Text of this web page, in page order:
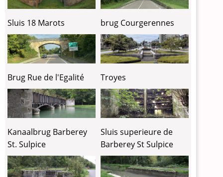
Sluis 18 Marots brug Courgerennes
Brug Rue de l'Egalité Troyes
Kanaalbrug Barberey
St. Sulpice
Sluis superieure de
Barberey St Sulpice